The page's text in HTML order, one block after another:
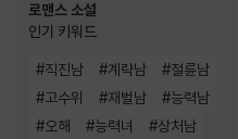
로맨스 소설
인기 키워드
#직진남 #계략남 #절륜남
#고수위 #재벌남 #능력남
#오해 #능력녀 #상처남